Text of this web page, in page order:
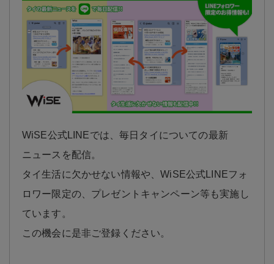
WiSE公式LINEでは、毎日タイについての最新
ニュースを配信。
タイ生活に欠かせない情報や、WiSE公式LINEフォ
ロワー限定の、プレゼントキャンペーン等も実施し
ています。
この機会に是非ご登録ください。